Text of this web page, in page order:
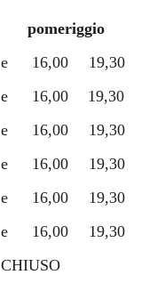
pomeriggio
e 16,00
19,30
e 16,00
19,30
e 16,00
19,30
e 16,00
19,30
e 16,00
19,30
e 16,00
19,30
CHIUSO